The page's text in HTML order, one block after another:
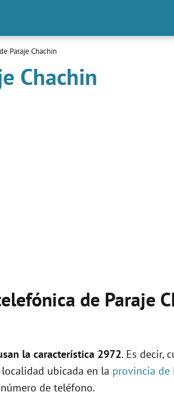
Paraje Chachin
Chachin
de Paraje
la característica 2972. Es decir,
ubicada en la provincia de
de teléfono.